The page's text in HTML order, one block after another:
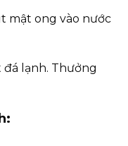
mật ong vào nước
đá lạnh. Thưởng